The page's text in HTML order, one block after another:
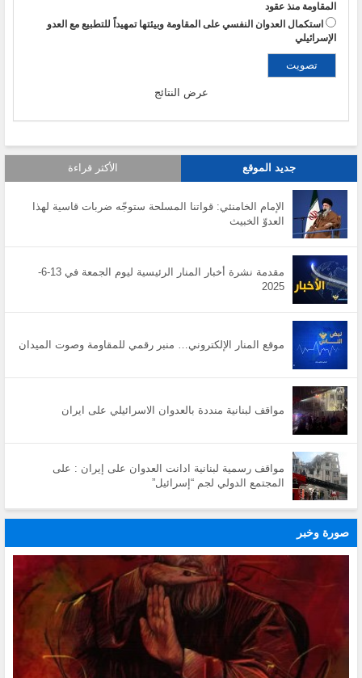
المقاومة منذ عقود
استكمال العدوان النفسي على المقاومة وبيئتها تمهيداً للتطبيع مع العدو
الإسرائيلي
عرض النتائج
جديد الموقع الأكثر قراءة
الإمام الخامنئي: قواتنا المسلحة ستوجّه ضربات قاسية لهذا
العدوّ الخبيث
مقدمة نشرة أخبار المنار الرئيسية ليوم الجمعة في 13-6-
2025
موقع المنار الإلكتروني… منبر رقمي للمقاومة وصوت الميدان
مواقف لبنانية منددة بالعدوان الاسرائيلي على ايران
مواقف رسمية لبنانية ادانت العدوان على إيران : على
المجتمع الدولي لجم “إسرائيل”
صورة وخبر